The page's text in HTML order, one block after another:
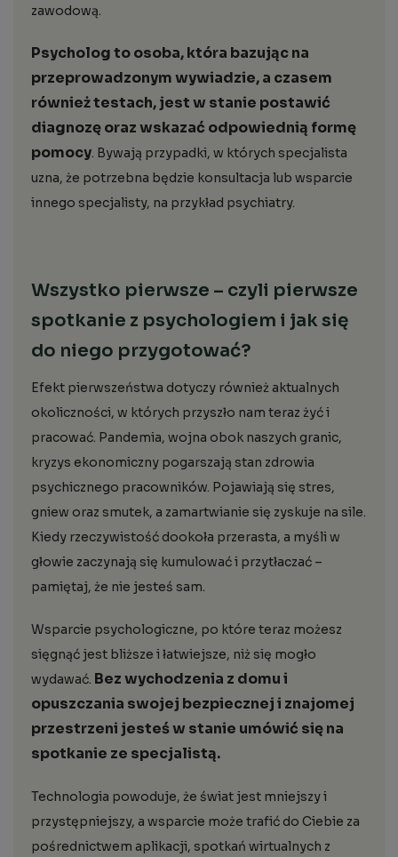
zawodową.
Psycholog to osoba, która bazując na
przeprowadzonym wywiadzie, a czasem
również testach, jest w stanie postawić
diagnozę oraz wskazać odpowiednią formę
pomocy. Bywają przypadki, w których specjalista
uzna, że potrzebna będzie konsultacja lub wsparcie
innego specjalisty, na przykład psychiatry.
Wszystko pierwsze – czyli pierwsze
spotkanie z psychologiem i jak się
do niego przygotować?
Efekt pierwszeństwa dotyczy również aktualnych
okoliczności, w których przyszło nam teraz żyć i
pracować. Pandemia, wojna obok naszych granic,
kryzys ekonomiczny pogarszają stan zdrowia
psychicznego pracowników. Pojawiają się stres,
gniew oraz smutek, a zamartwianie się zyskuje na sile.
Kiedy rzeczywistość dookoła przerasta, a myśli w
głowie zaczynają się kumulować i przytłaczać –
pamiętaj, że nie jesteś sam.
Wsparcie psychologiczne, po które teraz możesz
sięgnąć jest bliższe i łatwiejsze, niż się mogło
wydawać. Bez wychodzenia z domu i
opuszczania swojej bezpiecznej i znajomej
przestrzeni jesteś w stanie umówić się na
spotkanie ze specjalistą.
Technologia powoduje, że świat jest mniejszy i
przystępniejszy, a wsparcie może trafić do Ciebie za
pośrednictwem aplikacji, spotkań wirtualnych z